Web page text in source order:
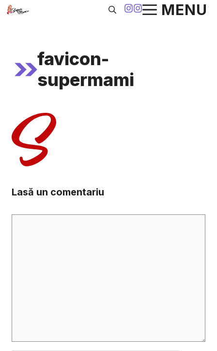
Sari
MENU
favicon-
supermami
Lasă un comentariu